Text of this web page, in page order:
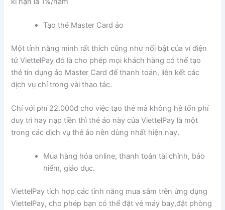
Tạo thẻ Master Card ảo
Một tính năng mình rất thích cũng như nổi bật của ví điện
tử ViettelPay đó là cho phép mọi khách hàng có thể tạo
thẻ tín dụng ảo Master Card để thanh toán, liên kết các
dịch vụ chỉ trong vài thao tác.
Chỉ với phí 22.000đ cho việc tạo thẻ mà không hề tốn phí
duy trì hay nạp tiền thì thẻ ảo này của ViettelPay là một
trong các dịch vụ thẻ ảo nên dùng nhất hiện nay.
Mua hàng hóa online, thanh toán tài chính, bảo
hiểm, giáo dục.
ViettelPay tích hợp các tính năng mua sắm trên ứng dụng
ViettelPay, cho phép bạn có thể đặt vé máy bay,đặt phòng